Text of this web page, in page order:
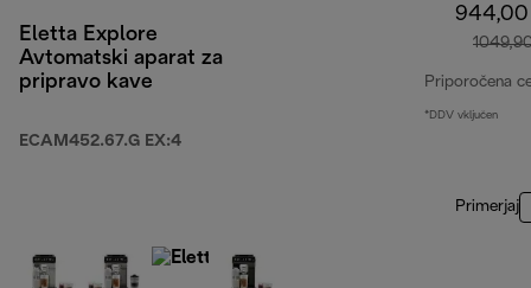
Eletta Explore
Avtomatski aparat za
pripravo kave
ECAM452.67.G EX:4
Priporočena
*DDV vključen
Primerjaj